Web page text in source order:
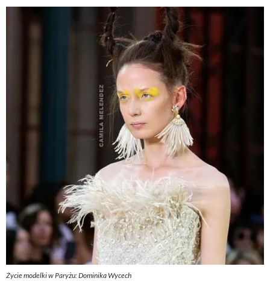
Życie modelki w Paryżu: Dominika Wycech